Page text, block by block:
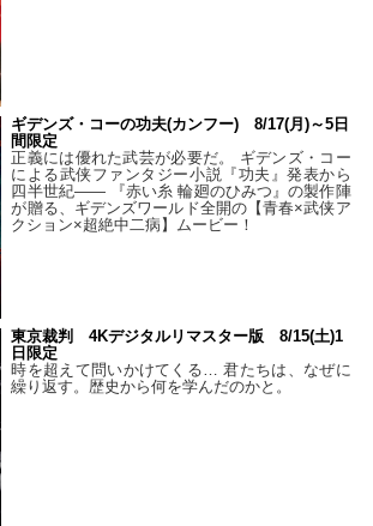
ギデンズ・コーの功夫(カンフー) 8/17(月)～5日
間限定
正義には優れた武芸が必要だ。 ギデンズ・コー
による武侠ファンタジー小説『功夫』発表から
四半世紀―― 『赤い糸 輪廻のひみつ』の製作陣
が贈る、ギデンズワールド全開の【青春×武侠ア
クション×超絶中二病】ムービー！
東京裁判 4Kデジタルリマスター版 8/15(土)1
日限定
時を超えて問いかけてくる… 君たちは、なぜに
繰り返す。歴史から何を学んだのかと。